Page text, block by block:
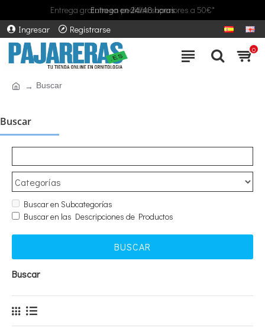
Entrega gratuita en pedidos superiores a 50€*
Entrega en 24/48 horas
Ingresar
Registrarse
0
Buscar
Buscar
Buscar en Subcategorías
Buscar en las Descripciones de Productos
BUSCAR
Buscar